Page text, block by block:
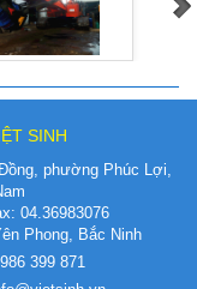
SINH
phường Phúc Lợi,
04.36983076
Phong, Bắc Ninh
399 871